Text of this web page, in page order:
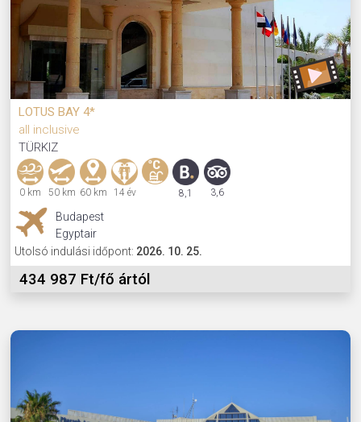
LOTUS BAY 4*
all inclusive
TÜRKIZ
0 km 50 km 60 km 14 év 8,1 3,6
Budapest
Egyptair
Utolsó indulási időpont: 2026. 10. 25.
434 987 Ft/fő ártól